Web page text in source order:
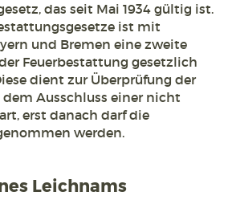
das seit Mai 1934 gültig ist.
ist mit
und Bremen eine zweite
Feuerbestattung gesetzlich
dient zur Überprüfung der
dem Ausschluss einer nicht
erst danach darf die
werden.
Leichnams